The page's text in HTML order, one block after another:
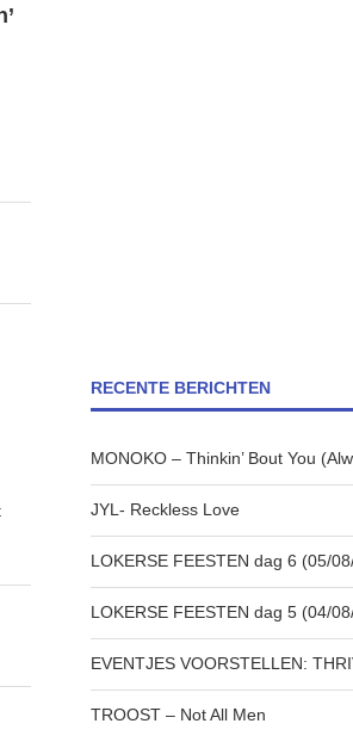
RECENTE BERICHTEN
MONOKO – Thinkin’ Bout You
JYL- Reckless Love
LOKERSE FEESTEN dag 6 (05/
LOKERSE FEESTEN dag 5 (04/
EVENTJES VOORSTELLEN:
TROOST – Not All Men